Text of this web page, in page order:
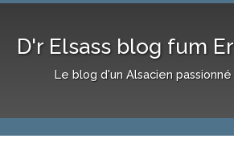
D'r Elsass blog fum
Le blog d'un Alsacien